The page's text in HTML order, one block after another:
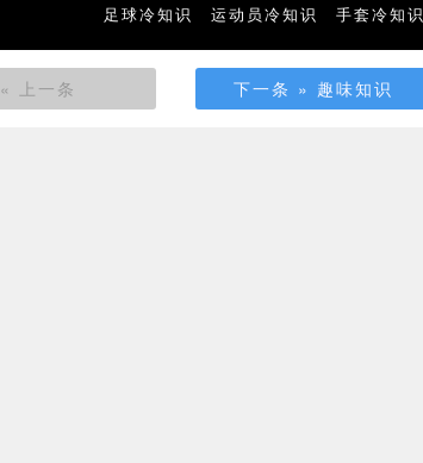
足球冷知识 运动员冷知识 手套冷知识
« 上一条 下一条 » 趣味知识